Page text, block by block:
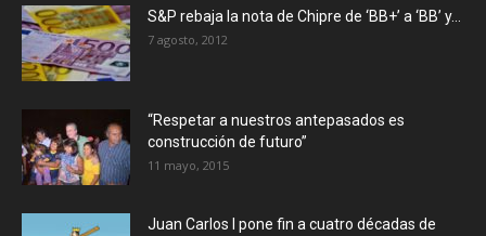
S&P rebaja la nota de Chipre de ‘BB+’ a ‘ВВ’ y...
7 agosto, 2012
“Respetar a nuestros antepasados es
construcción de futuro”
11 mayo, 2015
Juan Carlos I pone fin a cuatro décadas de